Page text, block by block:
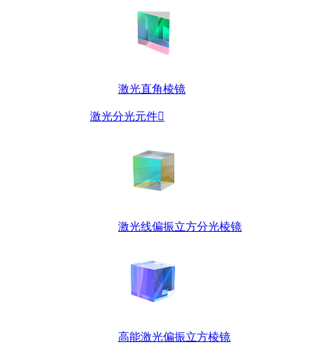
激光直角棱镜
激光分光元件
激光线偏振立方分光棱镜
高能激光偏振立方棱镜